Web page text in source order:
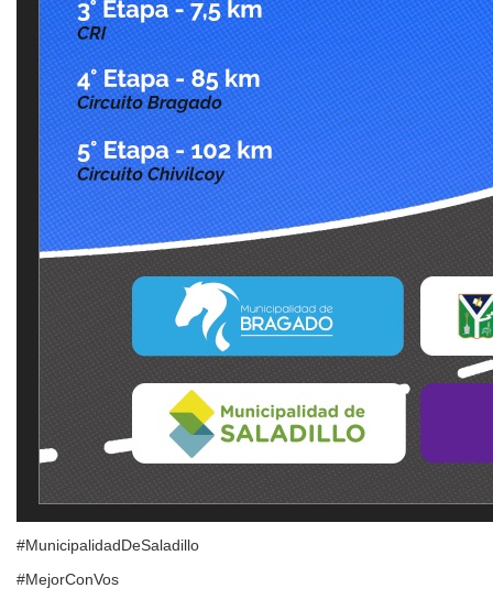
#MunicipalidadDeSaladillo
#MejorConVos